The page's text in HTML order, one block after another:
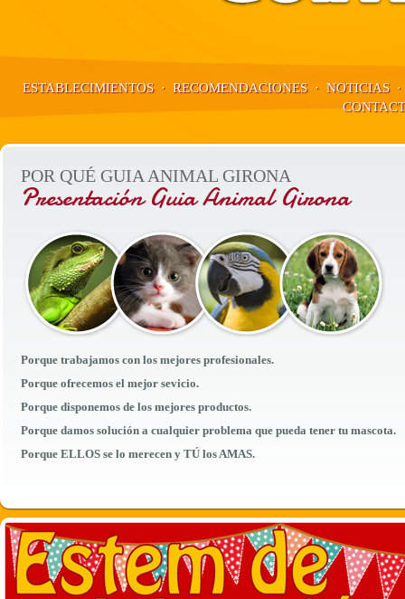
ESTABLECIMIENTOS· RECOMENDACIONES· NOTICIAS·
POR QUÉ GUIA ANIMAL GIRONA
Presentación Guia Animal Girona
Porque trabajamos con los mejores profesionales.
Porque ofrecemos el mejor sevicio.
Porque disponemos de los mejores productos.
Porque damos solución a cualquier problema que pueda tener tu mascota.
Porque ELLOS se lo merecen y TÚ los AMAS.